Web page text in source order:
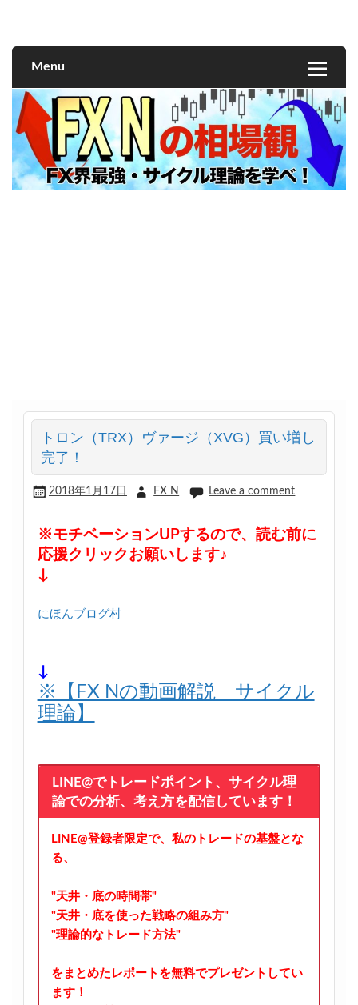
Menu
トロン（TRX）ヴァージ（XVG）買い増し
完了！
2018年1月17日 FX N Leave a comment
※モチベーションUPするので、読む前に
応援クリックお願いします♪
↓
にほんブログ村
↓
※【FX Nの動画解説 サイクル
理論】
LINE@でトレードポイント、サイクル理
論での分析、考え方を配信しています！
LINE@登録者限定で、私のトレードの基盤とな
る、
"天井・底の時間帯"
"天井・底を使った戦略の組み方"
"理論的なトレード方法"
をまとめたレポートを無料でプレゼントしてい
ます！